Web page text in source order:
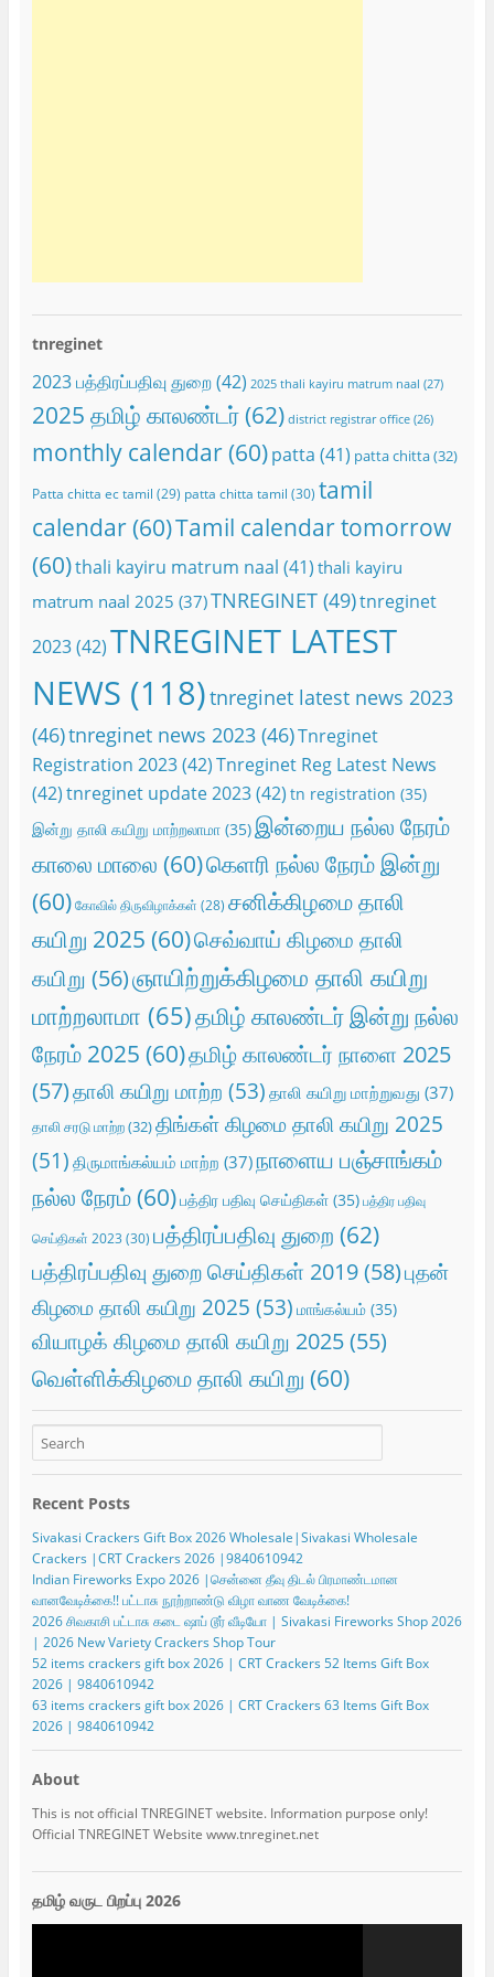
tnreginet
2023 பத்திரப்பதிவு துறை(42) 2025 thali kayiru matrum naal (27)
2025 தமிழ் காலண்டர்(62) district registrar office(26)
monthly calendar(60) patta (41) patta chitta(32)
Patta chitta ec tamil (29) patta chitta tamil (30) tamil
calendar(60)Tamil calendar tomorrow
(60)thali kayiru matrum naal (41) thali kayiru
matrum naal 2025 (37)TNREGINET(49)tnreginet
2023(42)TNREGINET LATEST
NEWS (118)tnreginet latest news 2023
(46)tnreginet news 2023(46)Tnreginet
Registration 2023(42)Tnreginet Reg Latest News
(42)tnreginet update 2023(42) tn registration (35)
இன்று தாலி கயிறு மாற்றலாமா(35)இன்றைய நல்ல நேரம்
காலை மாலை (60)கெளரி நல்ல நேரம் இன்று
(60) கோவில் திருவிழாக்கள் (28) சனிக்கிழமை தாலி
கயிறு 2025 (60)செவ்வாய் கிழமை தாலி
கயிறு (56)ஞாயிற்றுக்கிழமை தாலி கயிறு
மாற்றலாமா (65)தமிழ் காலண்டர் இன்று நல்ல
நேரம் 2025 (60)தமிழ் காலண்டர் நாளை 2025
(57)தாலி கயிறு மாற்ற (53) தாலி கயிறு மாற்றுவது (37)
தாலி சரடு மாற்ற(32)திங்கள் கிழமை தாலி கயிறு 2025
(51) திருமாங்கல்யம் மாற்ற (37)நாளைய பஞ்சாங்கம்
நல்ல நேரம்(60)பத்திர பதிவு செய்திகள்(35) பத்திர பதிவு
செய்திகள் 2023 (30) பத்திரப்பதிவு துறை (62)
பத்திரப்பதிவு துறை செய்திகள் 2019(58)புதன்
கிழமை தாலி கயிறு 2025 (53) மாங்கல்யம்(35)
வியாழக் கிழமை தாலி கயிறு 2025(55)
வெள்ளிக்கிழமை தாலி கயிறு (60)
Recent Posts
Sivakasi Crackers Gift Box 2026 Wholesale|Sivakasi Wholesale
Crackers |CRT Crackers 2026 |9840610942
Indian Fireworks Expo 2026 |சென்னை தீவு திடல் பிரமாண்டமான
வானவேடிக்கை!! பட்டாசு நூற்றாண்டு விழா வாண வேடிக்கை!
2026 சிவகாசி பட்டாசு கடை ஷாப் டூர் வீடியோ | Sivakasi Fireworks Shop 2026
| 2026 New Variety Crackers Shop Tour
52 items crackers gift box 2026 | CRT Crackers 52 Items Gift Box
2026 | 9840610942
63 items crackers gift box 2026 | CRT Crackers 63 Items Gift Box
2026 | 9840610942
About
This is not official TNREGINET website. Information purpose only!
Official TNREGINET Website www.tnreginet.net
தமிழ் வருட பிறப்பு 2026